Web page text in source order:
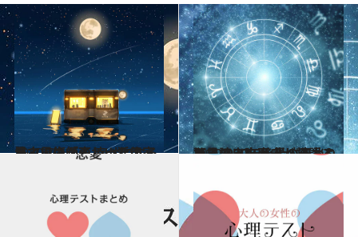
2020.7.4
星で人生が変わった作家と占星術師の 幸せになる星占いの「正しい活用法」
ライフスタイル 2020.5.27
【星読み】歴史が物語る驚きの出来事 星の変わりめで2020年後半の予兆も
ライフスタイル